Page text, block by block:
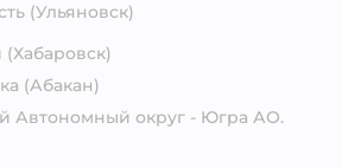
(Ульяновск)
(Хабаровск)
(Абакан)
Автономный округ - Югра АО.